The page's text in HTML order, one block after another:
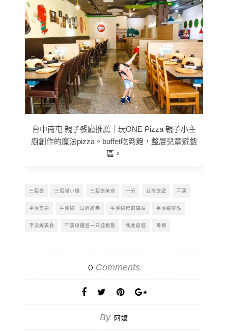
台中南屯 親子餐廳推薦｜玩ONE Pizza 親子小主
廚創作的魔法pizza。buffet吃到飽，整層兒童遊戲
區。
三貂嶺 三貂嶺小棧 三貂嶺美食 十分 台灣旅遊 平溪
平溪交通 平溪線一日週遊劵 平溪線停的車站 平溪線景點
平溪線美食 平溪線鐵道一日遊規劃 新北旅遊 菁桐
0 Comments
By 阿嬤